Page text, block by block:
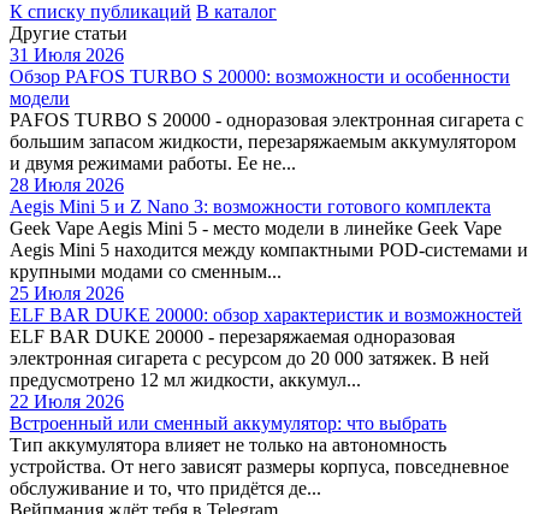
К списку публикаций В каталог
Другие статьи
31 Июля 2026
Обзор PAFOS TURBO S 20000: возможности и особенности
модели
PAFOS TURBO S 20000 - одноразовая электронная сигарета с
большим запасом жидкости, перезаряжаемым аккумулятором
и двумя режимами работы. Ее не...
28 Июля 2026
Aegis Mini 5 и Z Nano 3: возможности готового комплекта
Geek Vape Aegis Mini 5 - место модели в линейке Geek Vape
Aegis Mini 5 находится между компактными POD-системами и
крупными модами со сменным...
25 Июля 2026
ELF BAR DUKE 20000: обзор характеристик и возможностей
ELF BAR DUKE 20000 - перезаряжаемая одноразовая
электронная сигарета с ресурсом до 20 000 затяжек. В ней
предусмотрено 12 мл жидкости, аккумул...
22 Июля 2026
Встроенный или сменный аккумулятор: что выбрать
Тип аккумулятора влияет не только на автономность
устройства. От него зависят размеры корпуса, повседневное
обслуживание и то, что придётся де...